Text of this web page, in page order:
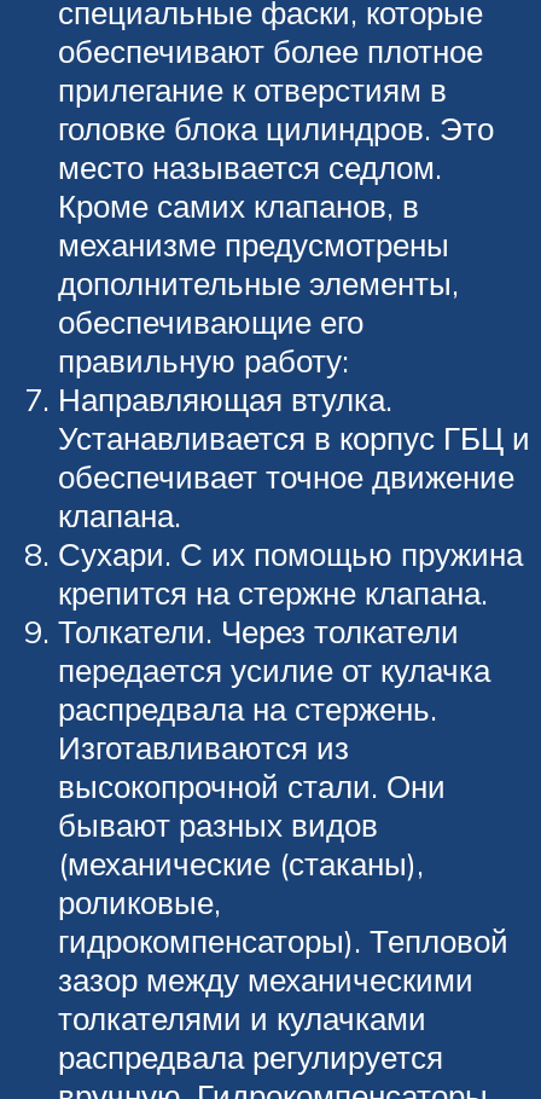
специальные фаски, которые
обеспечивают более плотное
прилегание к отверстиям в
головке блока цилиндров. Это
место называется седлом.
Кроме самих клапанов, в
механизме предусмотрены
дополнительные элементы,
обеспечивающие его
правильную работу:
Направляющая втулка.
Устанавливается в корпус ГБЦ и
обеспечивает точное движение
клапана.
Сухари. С их помощью пружина
крепится на стержне клапана.
Толкатели. Через толкатели
передается усилие от кулачка
распредвала на стержень.
Изготавливаются из
высокопрочной стали. Они
бывают разных видов
(механические (стаканы),
роликовые,
гидрокомпенсаторы). Тепловой
зазор между механическими
толкателями и кулачками
распредвала регулируется